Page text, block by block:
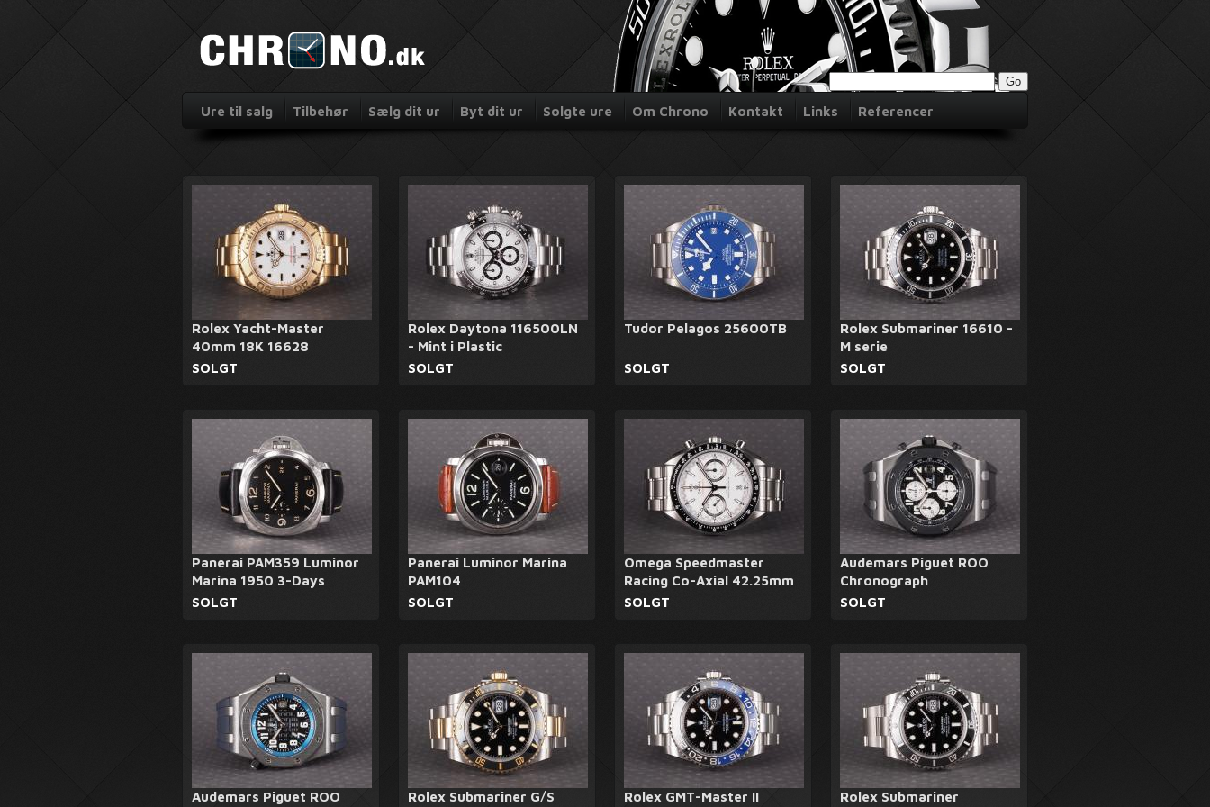
Ure til salg Tilbehør Sælg dit ur Byt dit ur Solgte ure Om Chrono Kontakt Links Referencer
Rolex Yacht-Master
40mm 18K 16628
SOLGT
Rolex Daytona 116500LN
- Mint i Plastic
SOLGT
Tudor Pelagos 25600TB
SOLGT
Rolex Submariner 16610 -
M serie
SOLGT
Panerai PAM359 Luminor
Marina 1950 3-Days
SOLGT
Panerai Luminor Marina
PAM104
SOLGT
Omega Speedmaster
Racing Co-Axial 42.25mm
SOLGT
Audemars Piguet ROO
Chronograph
SOLGT
Audemars Piguet ROO Rolex Submariner G/S Rolex GMT-Master II Rolex Submariner